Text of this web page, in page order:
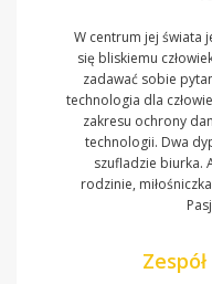
W centrum jej świata
się bliskiemu
zadawać sobie
technologia dla
zakresu ochrony
technologii. Dwa
szufladzie biurka.
rodzinie,